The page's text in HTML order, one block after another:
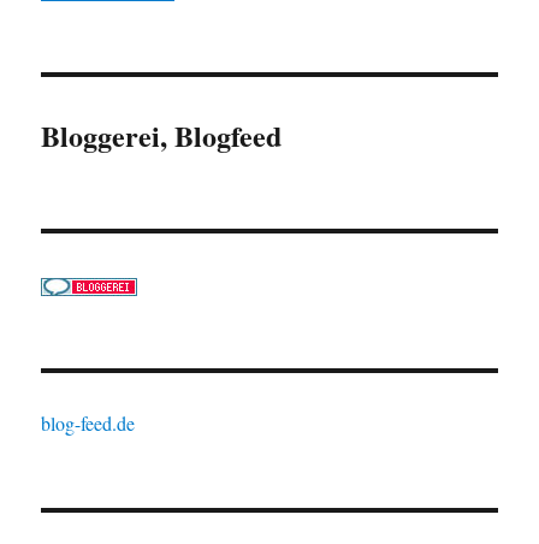
Bloggerei, Blogfeed
blog-feed.de